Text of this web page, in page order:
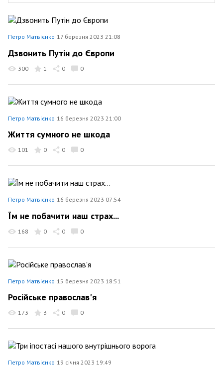
Петро Матвієнко 17 березня 2023 21:08
Дзвонить Путін до Європи
300 1 0 0
Петро Матвієнко 16 березня 2023 21:00
Життя сумного не шкода
101 0 0 0
Петро Матвієнко 16 березня 2023 07:54
Їм не побачити наш страх...
168 0 0 0
Петро Матвієнко 15 березня 2023 18:51
Російське православ'я
173 3 0 0
Петро Матвієнко 19 січня 2023 19:49